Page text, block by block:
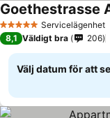
5 Stjärnor Servicelägenhet
Goethestrasse
8,1 Väldigt bra 206
Välj datum för att